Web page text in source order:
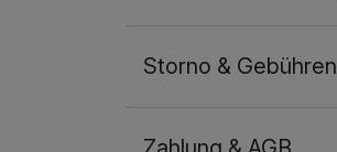
Storno & Gebühren